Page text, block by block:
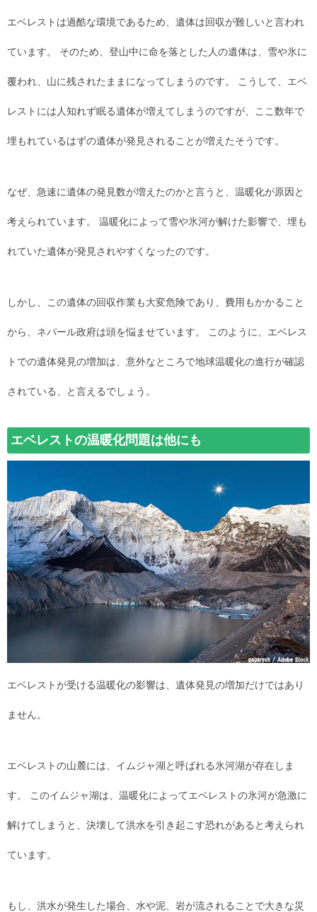
エベレストは過酷な環境であるため、遺体は回収が難しいと言われ
ています。 そのため、登山中に命を落とした人の遺体は、雪や氷に
覆われ、山に残されたままになってしまうのです。 こうして、エベ
レストには人知れず眠る遺体が増えてしまうのですが、ここ数年で
埋もれているはずの遺体が発見されることが増えたそうです。
なぜ、急速に遺体の発見数が増えたのかと言うと、温暖化が原因と
考えられています。 温暖化によって雪や氷河が解けた影響で、埋も
れていた遺体が発見されやすくなったのです。
しかし、この遺体の回収作業も大変危険であり、費用もかかること
から、ネパール政府は頭を悩ませています。 このように、エベレス
トでの遺体発見の増加は、意外なところで地球温暖化の進行が確認
されている、と言えるでしょう。
エベレストの温暖化問題は他にも
エベレストが受ける温暖化の影響は、遺体発見の増加だけではあり
ません。
エベレストの山麓には、イムジャ湖と呼ばれる氷河湖が存在しま
す。 このイムジャ湖は、温暖化によってエベレストの氷河が急激に
解けてしまうと、決壊して洪水を引き起こす恐れがあると考えられ
ています。
もし、洪水が発生した場合、水や泥、岩が流されることで大きな災